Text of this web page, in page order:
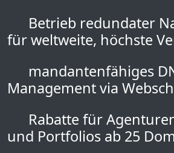
Betrieb redundater
für weltweite, höchste
mandantenfähiges
Management via
Rabatte für
und Portfolios ab 25